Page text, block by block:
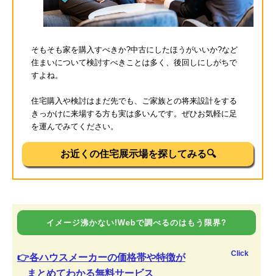
そもそも家を購入すべきか?中古にしたほうがいいか?など
住まいについて検討すべきことは多く、後回しにしがちで
すよね。
住宅購入や検討はまだ先でも、ご家族との将来設計をする
きっかけに来場する方も実は多いんです。ぜひお気軽に足
を運んでみてください。
お近くの住宅展示場を探してみる🔍
イメージ沸かない!Webで調べるのはもう限界?
👉各ハウスメーカーの価格帯や特徴が
まとめてわかる無料サービス
Click